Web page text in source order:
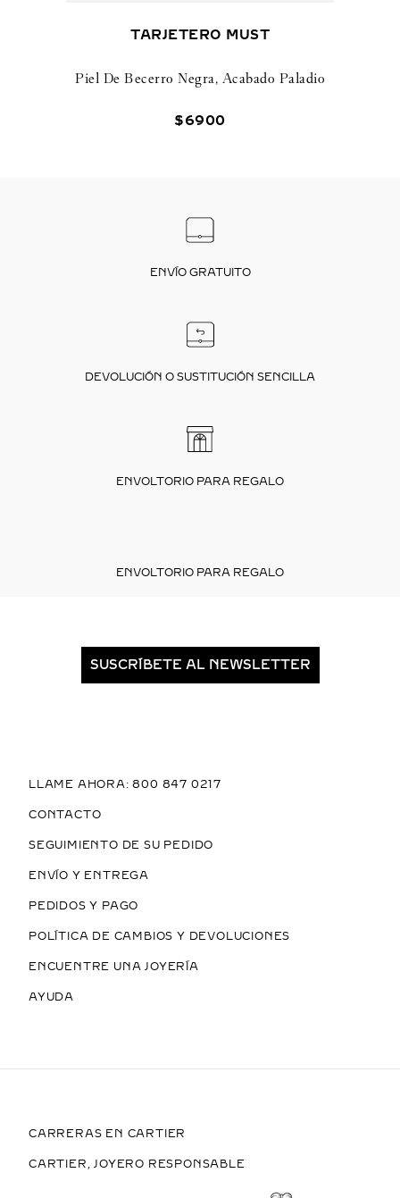
TARJETERO MUST
Piel De Becerro Negra, Acabado Paladio
$6900
ENVÍO GRATUITO
DEVOLUCIÓN O SUSTITUCIÓN SENCILLA
ENVOLTORIO PARA REGALO
ENVOLTORIO PARA REGALO
SUSCRÍBETE AL NEWSLETTER
LLAME AHORA: 800 847 0217
CONTACTO
SEGUIMIENTO DE SU PEDIDO
ENVÍO Y ENTREGA
PEDIDOS Y PAGO
POLÍTICA DE CAMBIOS Y DEVOLUCIONES
ENCUENTRE UNA JOYERÍA
AYUDA
CARRERAS EN CARTIER
CARTIER, JOYERO RESPONSABLE